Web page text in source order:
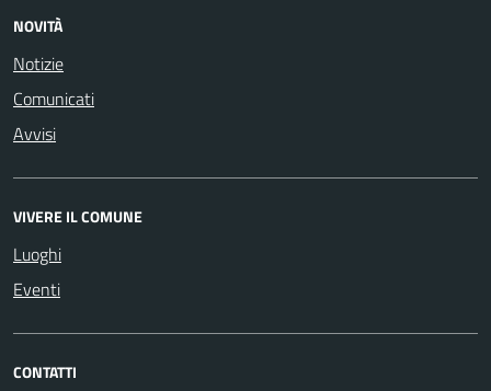
NOVITÀ
Notizie
Comunicati
Avvisi
VIVERE IL COMUNE
Luoghi
Eventi
CONTATTI